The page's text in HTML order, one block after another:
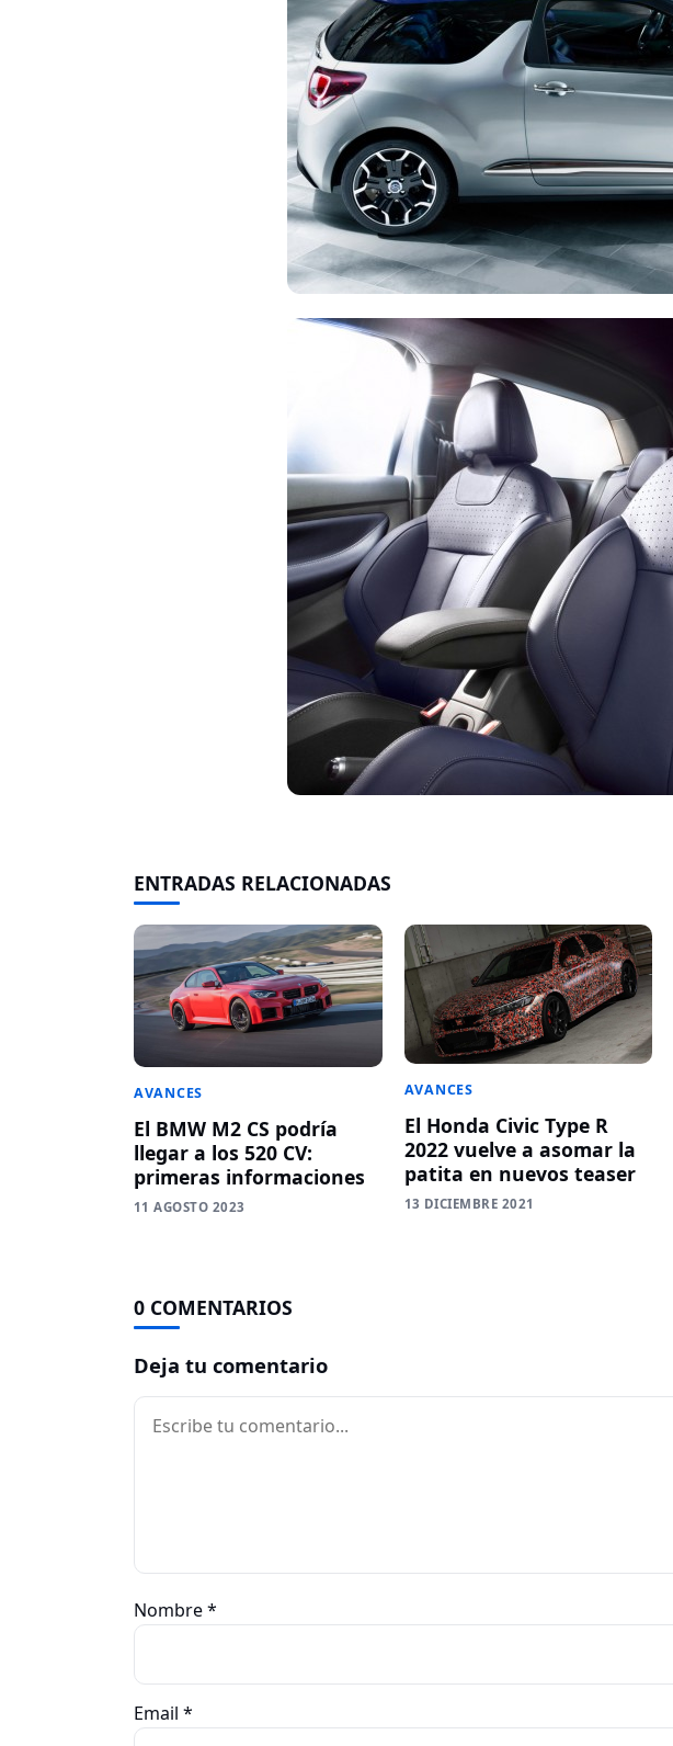
ENTRADAS RELACIONADAS
AVANCES
El BMW M2 CS podría
llegar a los 520 CV:
primeras informaciones
11 AGOSTO 2023
AVANCES
El Honda Civic Type R
2022 vuelve a asomar la
patita en nuevos teaser
13 DICIEMBRE 2021
0 COMENTARIOS
Deja tu comentario
Comentario
Nombre*
Email *